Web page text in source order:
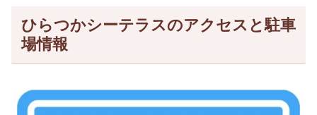
ひらつかシーテラスのアクセスと駐車
場情報